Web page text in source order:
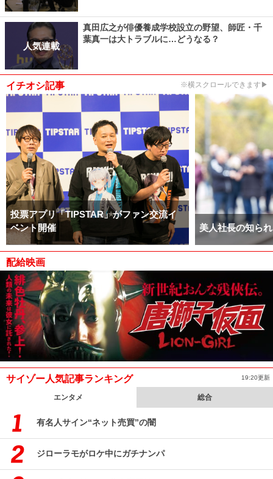
人気連載
真田広之が俳優養成学校設立の野望、師匠・千
葉真一は大トラブルに…どうなる？
イチオシ記事 ※横スクロールできます▶
投票アプリ「TIPSTAR」がファン交流イ
ベント開催
美人社長の知ら
配給映画
サイゾー人気記事ランキング 19:20更新
エンタメ 総合
有名人サイン“ネット売買”の闇
ジローラモがロケ中にガチナンパ